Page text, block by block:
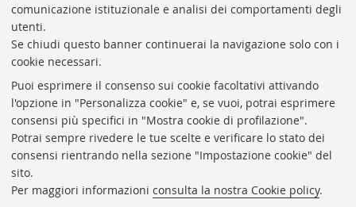
comunicazione istituzionale e analisi dei comportamenti degli
utenti.
Se chiudi questo banner continuerai la navigazione solo con i
cookie necessari.
Puoi esprimere il consenso sui cookie facoltativi attivando
l'opzione in "Personalizza cookie" e, se vuoi, potrai esprimere
consensi più specifici in "Mostra cookie di profilazione".
Potrai sempre rivedere le tue scelte e verificare lo stato dei
consensi rientrando nella sezione "Impostazione cookie" del
sito.
Per maggiori informazioni consulta la nostra Cookie policy.
Redazione
Contatti